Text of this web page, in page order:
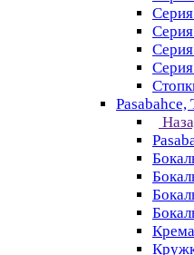
Pasabahce,